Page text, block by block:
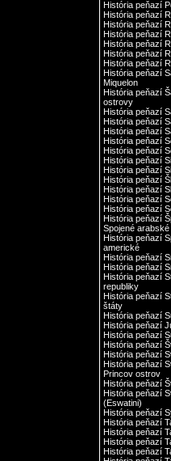
História peňazí
História peňazí
História peňazí
História peňazí
História peňazí
História peňazí
História peňazí
História peňazí
Miquelon
História peňazí
ostrovy
História peňazí
História peňazí
História peňazí
História peňazí
História peňazí
História peňazí
História peňazí
História peňazí
História peňazí
História peňazí
História peňazí
História peňazí
Spojené
História peňazí
americké
História peňazí
História peňazí
História peňazí
republiky
História peňazí
štáty
História peňazí
História peňazí
História peňazí
História peňazí
História peňazí
História peňazí
Princov ostrov
História peňazí
História peňazí
(Eswatini)
História peňazí
História peňazí
História peňazí
História peňazí
História peňazí